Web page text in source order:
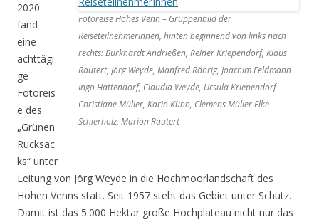
Fotoreise Hohes Venn – Gruppenbild der
ReiseteilnehmerInnen, hinten beginnend von links nach
rechts: Burkhardt Andrießen, Reiner Kriependorf, Klaus
Rautert, Jörg Weyde, Manfred Röhrig, Joachim Feldmann
Ingo Hattendorf, Claudia Weyde, Ursula Kriependorf
Christiane Müller, Karin Kühn, Clemens Müller Elke
Schierholz, Marion Rautert
2020
fand
eine
achttägi
ge
Fotoreis
e des
„Grünen
Rucksac
ks“ unter
Leitung von Jörg Weyde in die Hochmoorlandschaft des
Hohen Venns statt. Seit 1957 steht das Gebiet unter Schutz.
Damit ist das 5.000 Hektar große Hochplateau nicht nur das